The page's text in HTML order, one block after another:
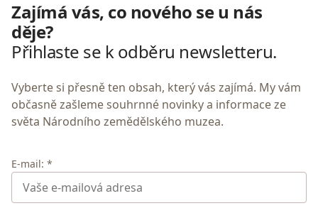
Zajímá vás, co nového se u nás
děje?
Přihlaste se k odběru newsletteru.
Vyberte si přesně ten obsah, který vás zajímá. My vám
občasně zašleme souhrnné novinky a informace ze
světa Národního zemědělského muzea.
E-mail: *